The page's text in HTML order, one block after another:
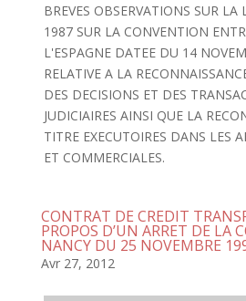
BREVES OBSERVATIONS SUR LA
1987 SUR LA CONVENTION
L'ESPAGNE DATEE DU 14
RELATIVE A LA
DES DECISIONS ET DES
JUDICIAIRES AINSI QUE LA
TITRE EXECUTOIRES DANS LES
ET COMMERCIALES.
CONTRAT DE CREDIT
PROPOS D’UN ARRET DE LA
NANCY DU 25 NOVEMBRE
Avr 27, 2012